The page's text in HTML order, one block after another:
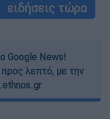
ειδήσεις τώρα
Google News!
προς λεπτό, με την